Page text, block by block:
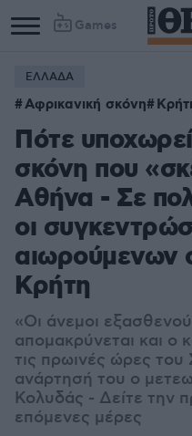
Games
ΕΛΛΑΔΑ
Αφρικανική σκόνη
Πότε
σκόνη που
Αθήνα - Σε
οι
αιωρούμενων
Κρήτη
«Οι άνεμοι
απoμακρύνεται και ο
τις πρωινές ώρες
ανάρτησή του ο
Κολυδάς - Δείτε την
επόμενες μέρες